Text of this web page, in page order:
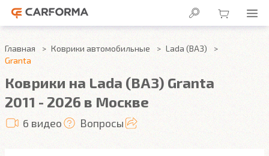
Главная Коврики автомобильные
Lada (ВАЗ)
Granta
Коврики на Lada (ВАЗ) Granta
2011 - 2026 в Москве
6 видео Вопросы